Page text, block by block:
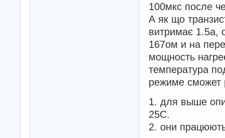
100мкс после
А як що
витримає 1.5а,
167ом и на
мощность
температура
режиме сможет
1. для выше
25С.
2. они